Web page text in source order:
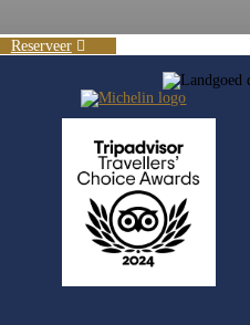
Reserveer